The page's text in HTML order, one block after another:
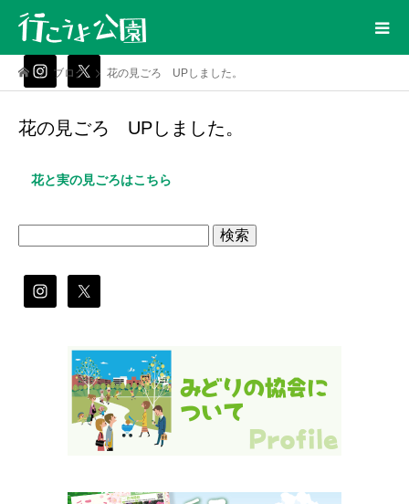
ブログ 花の見ごろ UPしました。
花の見ごろ UPしました。
花と実の見ごろはこちら